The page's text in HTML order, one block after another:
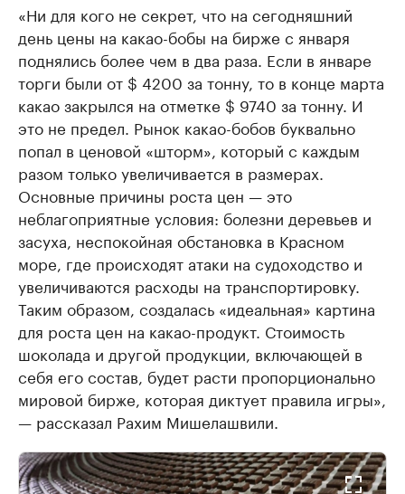
«Ни для кого не секрет, что на сегодняшний
день цены на какао-бобы на бирже с января
поднялись более чем в два раза. Если в январе
торги были от $ 4200 за тонну, то в конце марта
какао закрылся на отметке $ 9740 за тонну. И
это не предел. Рынок какао-бобов буквально
попал в ценовой «шторм», который с каждым
разом только увеличивается в размерах.
Основные причины роста цен — это
неблагоприятные условия: болезни деревьев и
засуха, неспокойная обстановка в Красном
море, где происходят атаки на судоходство и
увеличиваются расходы на транспортировку.
Таким образом, создалась «идеальная» картина
для роста цен на какао-продукт. Стоимость
шоколада и другой продукции, включающей в
себя его состав, будет расти пропорционально
мировой бирже, которая диктует правила игры»,
— рассказал Рахим Мишелашвили.